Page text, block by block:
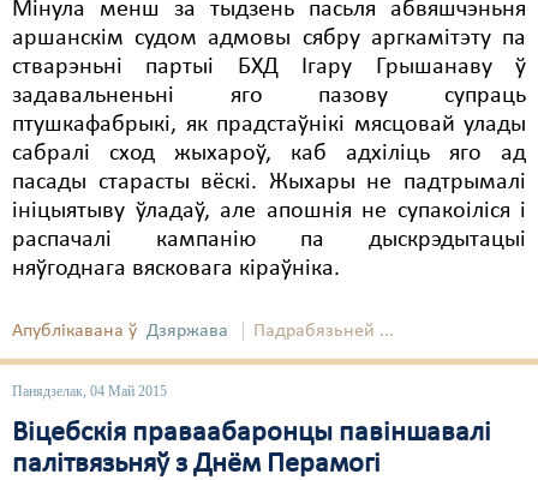
Мінула менш за тыдзень пасьля абвяшчэньня
аршанскім судом адмовы сябру аргкамітэту па
стварэньні партыі БХД Ігару Грышанаву ў
задавальненьні яго пазову супраць
птушкафабрыкі, як прадстаўнікі мясцовай улады
сабралі сход жыхароў, каб адхіліць яго ад
пасады старасты вёскі. Жыхары не падтрымалі
ініцыятыву ўладаў, але апошнія не супакоіліся і
распачалі кампанію па дыскрэдытацыі
няўгоднага вясковага кіраўніка.
Апублікавана ў Дзяржава Падрабязьней ...
Панядзелак, 04 Май 2015
Віцебскія праваабаронцы павіншавалі
палітвязьняў з Днём Перамогі